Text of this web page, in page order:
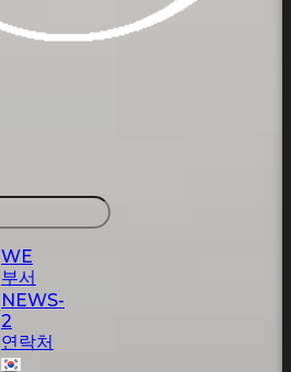
WE
부서
NEWS-
2
연락처